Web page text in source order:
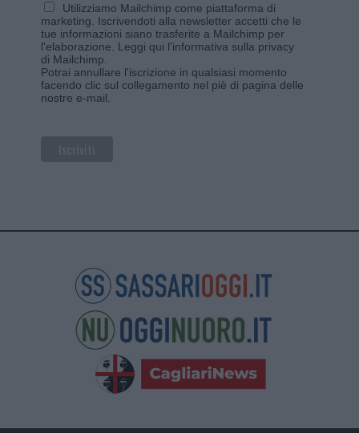
Utilizziamo Mailchimp come piattaforma di
marketing. Iscrivendoti alla newsletter accetti che le
tue informazioni siano trasferite a Mailchimp per
l'elaborazione. Leggi qui l'informativa sulla privacy
di Mailchimp
Potrai annullare l'iscrizione in qualsiasi momento
facendo clic sul collegamento nel piè di pagina delle
nostre e-mail.